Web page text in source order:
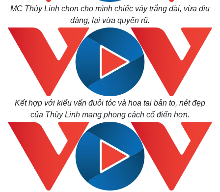
Thế giới
Quan sát
Cuộc sống đó đây
Multimedia
Video
E-Magazine
Infographic
MC Thùy Linh chọn cho mình chiếc váy trắng dài, vừa dịu
dàng, lại vừa quyến rũ.
Kết hợp với kiểu vấn đuôi tóc và hoa tai bản to, nét đẹp
của Thùy Linh mang phong cách cổ điển hơn.